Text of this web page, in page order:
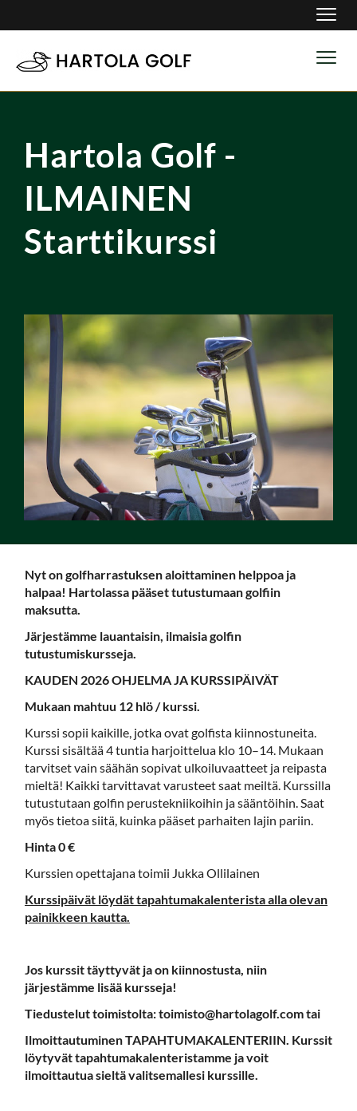
Hartola Golf -
ILMAINEN
Starttikurssi​​​​​​​
Nyt on golfharrastuksen aloittaminen helppoa ja
halpaa! Hartolassa pääset tutustumaan golfiin
maksutta.
Järjestämme lauantaisin, ilmaisia golfin
tutustumiskursseja.
KAUDEN 2026 OHJELMA JA KURSSIPÄIVÄT
Mukaan mahtuu 12 hlö / kurssi.
Kurssi sopii kaikille, jotka ovat golfista kiinnostuneita.
Kurssi sisältää 4 tuntia harjoittelua klo 10–14. Mukaan
tarvitset vain säähän sopivat ulkoiluvaatteet ja reipasta
mieltä! Kaikki tarvittavat varusteet saat meiltä. Kurssilla
tutustutaan golfin perustekniikoihin ja sääntöihin. Saat
myös tietoa siitä, kuinka pääset parhaiten lajin pariin.
Hinta 0 €
Kurssien opettajana toimii Jukka Ollilainen
Kurssipäivät löydät tapahtumakalenterista alla olevan
painikkeen kautta.
Jos kurssit täyttyvät ja on kiinnostusta, niin
järjestämme lisää kursseja!
Tiedustelut toimistolta: toimisto@hartolagolf.com tai
Ilmoittautuminen TAPAHTUMAKALENTERIIN. Kurssit
löytyvät tapahtumakalenteristamme ja voit
ilmoittautua sieltä valitsemallesi kurssille.